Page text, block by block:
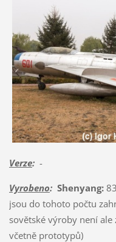
Verze:-
Vyrobeno: Shenyang:
jsou do tohoto počtu
sovětské výroby není ale
včetně prototypů)